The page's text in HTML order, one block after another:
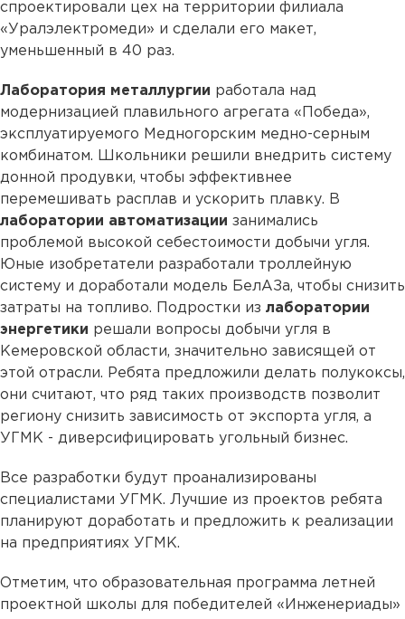
спроектировали цех на территории филиала
«Уралэлектромеди» и сделали его макет,
уменьшенный в 40 раз.
Лаборатория металлургии работала над
модернизацией плавильного агрегата «Победа»,
эксплуатируемого Медногорским медно-серным
комбинатом. Школьники решили внедрить систему
донной продувки, чтобы эффективнее
перемешивать расплав и ускорить плавку. В
лаборатории автоматизации занимались
проблемой высокой себестоимости добычи угля.
Юные изобретатели разработали троллейную
систему и доработали модель БелАЗа, чтобы снизить
затраты на топливо. Подростки из лаборатории
энергетики решали вопросы добычи угля в
Кемеровской области, значительно зависящей от
этой отрасли. Ребята предложили делать полукоксы,
они считают, что ряд таких производств позволит
региону снизить зависимость от экспорта угля, а
УГМК - диверсифицировать угольный бизнес.
Все разработки будут проанализированы
специалистами УГМК. Лучшие из проектов ребята
планируют доработать и предложить к реализации
на предприятиях УГМК.
Отметим, что образовательная программа летней
проектной школы для победителей «Инженериады»